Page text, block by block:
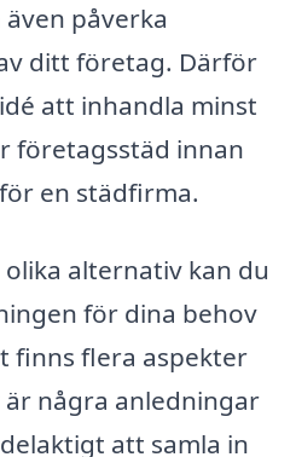
påverka
ditt företag. Därför
att inhandla minst
företagsstäd innan
en städfirma.
alternativ kan du
för dina behov
finns flera aspekter
några anledningar
att samla in